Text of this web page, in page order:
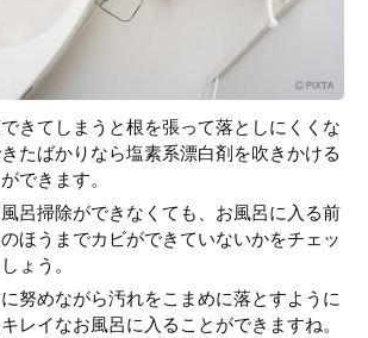
きてしまうと根を張って落としにくくな
たばかりなら塩素系漂白剤を吹きかける
できます。
呂掃除ができなくても、お風呂に入る前
ほうまでカビができていないかをチェッ
ょう。
努めながら汚れをこまめに落とすように
レイなお風呂に入ることができますね。